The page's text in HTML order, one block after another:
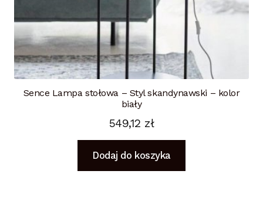
Sence Lampa stołowa – Styl skandynawski – kolor
biały
549,12 zł
Dodaj do koszyka